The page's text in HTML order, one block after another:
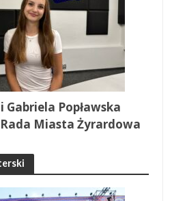
Popławska
Miasta Żyrardowa